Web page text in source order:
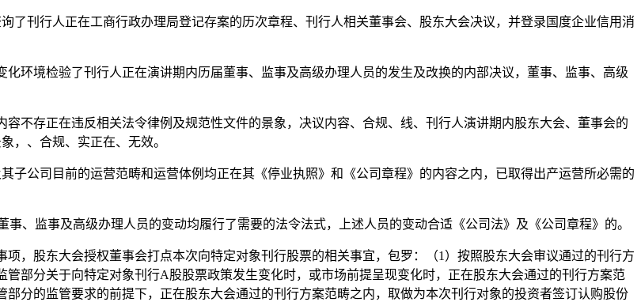
刊行人正在工商行政办理局登记存案的历次章程、刊行人相关董事会、股东大会决议，并登录国度企业信用消
境检验了刊行人正在演讲期内历届董事、监事及高级办理人员的发生及改换的内部决议，董事、监事、高级
存正在违反相关法令律例及规范性文件的景象，决议内容、合规、线、刊行人演讲期内股东大会、董事会的
，、合规、实正在、无效。
公司目前的运营范畴和运营体例均正在其《停业执照》和《公司章程》的内容之内，已取得出产运营所必需的
监事及高级办理人员的变动均履行了需要的法令法式，上述人员的变动合适《公司法》及《公司章程》的。
股东大会授权董事会打点本次向特定对象刊行股票的相关事宜，包罗：（1）按照股东大会审议通过的刊行方
部分关于向特定对象刊行A股股票政策发生变化时，或市场前提呈现变化时，正在股东大会通过的刊行方案范
分的监管要求的前提下，正在股东大会通过的刊行方案范畴之内，取做为本次刊行对象的投资者签订认购股份